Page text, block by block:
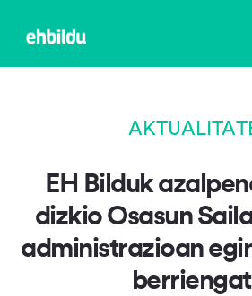
EH Bilduk
dizkio Osasun
administrazioan